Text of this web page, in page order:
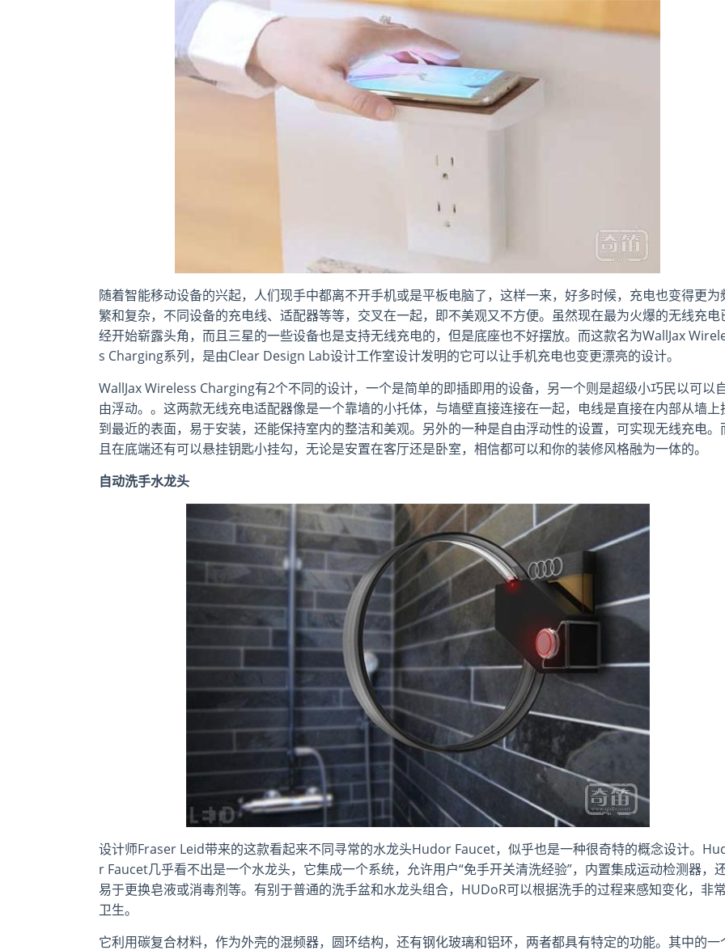
随着智能移动设备的兴起，人们现手中都离不开手机或是平板电脑了，这样一来，好多时候，充电也变得更为
繁和复杂，不同设备的充电线、适配器等等，交叉在一起，即不美观又不方便。虽然现在最为火爆的无线充电
经开始崭露头角，而且三星的一些设备也是支持无线充电的，但是底座也不好摆放。而这款名为WallJax
s Charging系列，是由Clear Design Lab设计工作室设计发明的它可以让手机充电也变更漂亮的设计。
WallJax Wireless Charging有2个不同的设计，一个是简单的即插即用的设备，另一个则是超级小巧民以可以
由浮动。。这两款无线充电适配器像是一个靠墙的小托体，与墙壁直接连接在一起，电线是直接在内部从墙上
到最近的表面，易于安装，还能保持室内的整洁和美观。另外的一种是自由浮动性的设置，可实现无线充电。
且在底端还有可以悬挂钥匙小挂勾，无论是安置在客厅还是卧室，相信都可以和你的装修风格融为一体的。
自动洗手水龙头
设计师Fraser Leid带来的这款看起来不同寻常的水龙头Hudor Faucet，似乎也是一种很奇特的概念设计。
r Faucet几乎看不出是一个水龙头，它集成一个系统，允许用户“免手开关清洗经验”，内置集成运动检测器，
易于更换皂液或消毒剂等。有别于普通的洗手盆和水龙头组合，HUDoR可以根据洗手的过程来感知变化，非
卫生。
它利用碳复合材料，作为外壳的混频器，圆环结构，还有钢化玻璃和铝环，两者都具有特定的功能。其中的一